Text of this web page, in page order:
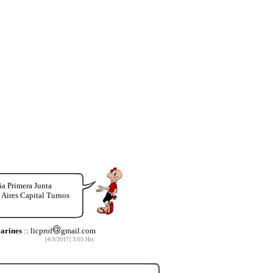
Primera Junta
Capital Turnos
:: licprof gmail.com
[4/3/2017] 3:03 Hrs.